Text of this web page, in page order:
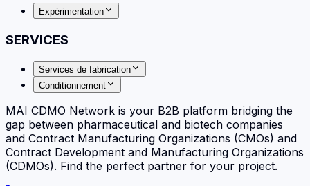
Expérimentation
SERVICES
Services de fabrication
Conditionnement
MAI CDMO Network is your B2B platform bridging the
gap between pharmaceutical and biotech companies
and Contract Manufacturing Organizations (CMOs) and
Contract Development and Manufacturing Organizations
(CDMOs). Find the perfect partner for your project.